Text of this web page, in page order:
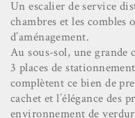
Un escalier de service
chambres et les combles
d’aménagement.
Au sous-sol, une grande
3 places de
complètent ce bien de
cachet et l’élégance des
environnement de